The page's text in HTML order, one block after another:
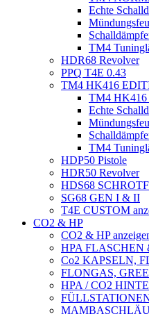
Echte
TM4
HDR68 Revolver
PPQ T4E 0.43
TM4 HK416
TM4 HK416
Echte
TM4
HDP50 Pistole
HDR50 Revolver
HDS68
SG68 GEN I & II
T4E CUSTOM
CO2 & HP
CO2 & HP
HPA FLASCHEN
Co2 KAPSELN,
FLONGAS,
HPA / CO2